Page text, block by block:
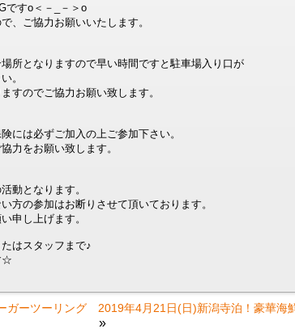
ですo＜－_－＞o
、ご協力お願いいたします。
所となりますので早い時間ですと駐車場入り口が
。
すのでご協力お願い致します。
には必ずご加入の上ご参加下さい。
力をお願い致します。
動となります。
方の参加はお断りさせて頂いております。
申し上げます。
はスタッフまで♪
☆
ガーツーリング 2019年4月21日(日)新潟寺泊！豪華海
»